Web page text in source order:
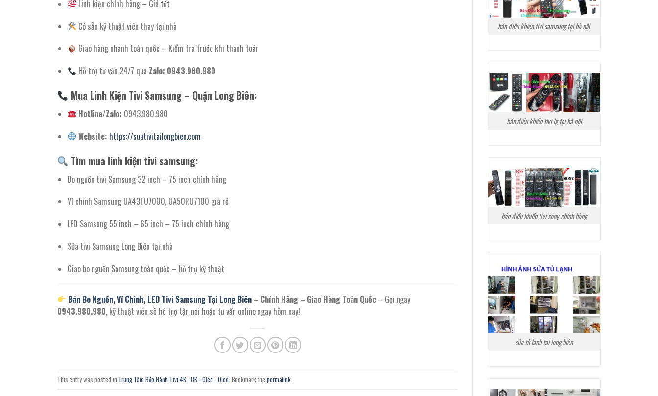
Linh kiện chính hãng – Giá tốt
Có sẵn kỹ thuật viên thay tại nhà
Giao hàng nhanh toàn quốc – Kiểm tra trước khi thanh toán
Hỗ trợ tư vấn 24/7 qua Zalo: 0943.980.980
Mua Linh Kiện Tivi Samsung – Quận Long Biên:
Hotline/Zalo: 0943.980.980
Website: https://suativitailongbien.com
Tìm mua linh kiện tivi samsung:
Bo nguồn tivi Samsung 32 inch – 75 inch chính hãng
Vỉ chính Samsung UA43TU7000, UA50RU7100 giá rẻ
LED Samsung 55 inch – 65 inch – 75 inch chính hãng
Sửa tivi Samsung Long Biên tại nhà
Giao bo nguồn Samsung toàn quốc – hỗ trợ kỹ thuật
Bán Bo Nguồn, Vỉ Chính, LED Tivi Samsung Tại Long Biên – Chính Hãng – Giao Hàng Toàn Quốc – Gọi ngay
0943.980.980, kỹ thuật viên sẽ hỗ trợ tận nơi hoặc tư vấn online ngay hôm nay!
This entry was posted in Trung Tâm Bảo Hành Tivi 4K - 8K - Oled - Qled. Bookmark the permalink.
bán điều khiển tivi samsung tại hà nội
bán điều khiển tivi lg tại hà nội
bán điều khiển tivi sony chính hãng
sửa tủ lạnh tại long biên